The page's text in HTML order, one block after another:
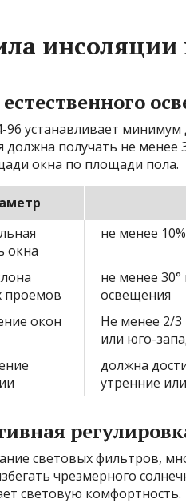
инсоляции
96 устанавливает
получать не менее
окна по площади пола.
окна
не менее
проемов
не менее
освещения
окон
Не менее 2/3
или юго-
должна
утренние
световых фильтров,
чрезмерного
световую комфортность.